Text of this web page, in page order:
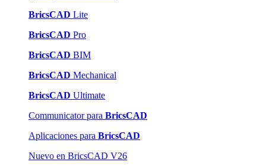
BricsCAD Lite
BricsCAD Pro
BricsCAD BIM
BricsCAD Mechanical
BricsCAD Ultimate
Communicator para BricsCAD
Aplicaciones para BricsCAD
Nuevo en BricsCAD V26